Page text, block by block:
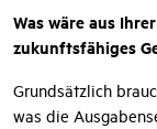
Was wäre aus
zukunftsfähiges
Grundsätzlich
was die